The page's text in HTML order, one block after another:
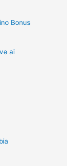
Bonus
ai